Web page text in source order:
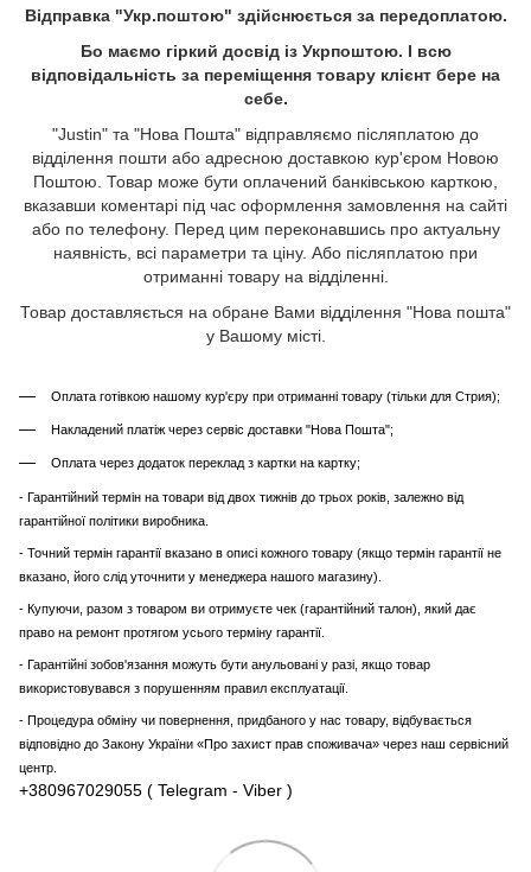
Відправка "Укр.поштою" здійснюється за передоплатою.
Бо маємо гіркий досвід із Укрпоштою. І всю
відповідальність за переміщення товару клієнт бере на
себе.
"Justin" та "Нова Пошта" відправляємо післяплатою до
відділення пошти або адресною доставкою кур'єром Новою
Поштою. Товар може бути оплачений банківською карткою,
вказавши коментарі під час оформлення замовлення на сайті
або по телефону. Перед цим переконавшись про актуальну
наявність, всі параметри та ціну. Або післяплатою при
отриманні товару на відділенні.
Товар доставляється на обране Вами відділення "Нова пошта"
у Вашому місті.
Оплата готівкою нашому кур'єру при отриманні товару (тільки для Стрия);
Накладений платіж через сервіс доставки "Нова Пошта";
Оплата через додаток переклад з картки на картку;
- Гарантійний термін на товари від двох тижнів до трьох років, залежно від
гарантійної політики виробника.
- Точний термін гарантії вказано в описі кожного товару (якщо термін гарантії не
вказано, його слід уточнити у менеджера нашого магазину).
- Купуючи, разом з товаром ви отримуєте чек (гарантійний талон), який дає
право на ремонт протягом усього терміну гарантії.
- Гарантійні зобов'язання можуть бути анульовані у разі, якщо товар
використовувався з порушенням правил експлуатації.
- Процедура обміну чи повернення, придбаного у нас товару, відбувається
відповідно до Закону України «Про захист прав споживача» через наш сервісний
центр.
+380967029055 ( Telegram - Viber )